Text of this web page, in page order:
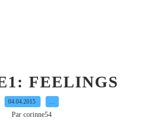
FEELINGS
04.04.2015 …
Par corinne54